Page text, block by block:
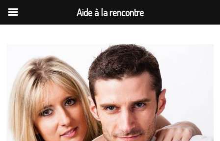
contenu
Aide à la rencontre